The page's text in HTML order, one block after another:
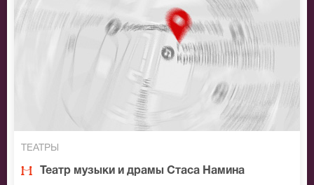
ТЕАТРЫ
Театр музыки и драмы Стаса Намина